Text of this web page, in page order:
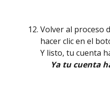
Volver al proceso
hacer clic en el
Y listo, tu cuenta
Ya tu cuenta